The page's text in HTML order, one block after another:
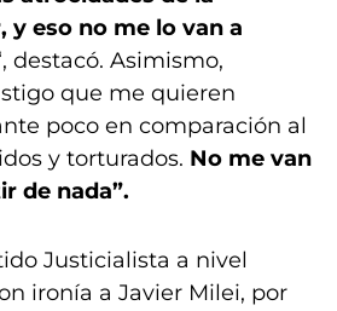
eso no me lo van a
destacó. Asimismo,
que me quieren
poco en comparación al
y torturados. No me van
de nada”.
Justicialista a nivel
ironía a Javier Milei, por